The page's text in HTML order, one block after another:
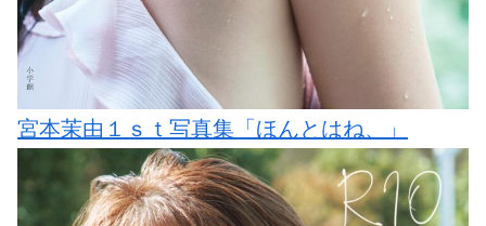
宮本茉由１ｓｔ写真集「ほんとはね、」